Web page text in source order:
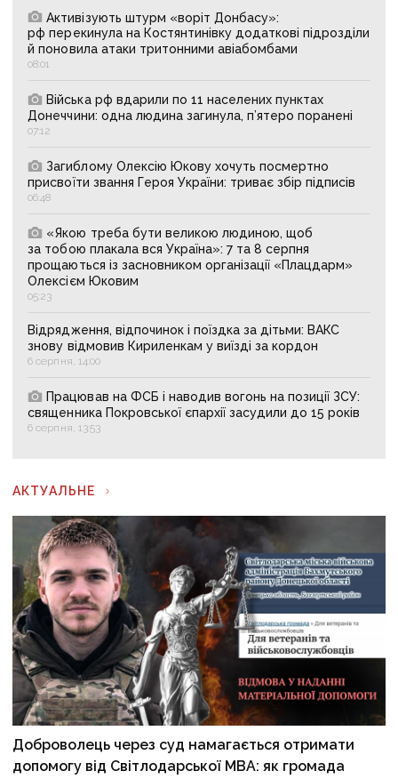
Активізують штурм «воріт Донбасу»:
рф перекинула на Костянтинівку додаткові підрозділи
й поновила атаки тритонними авіабомбами
08:01
Війська рф вдарили по 11 населених пунктах
Донеччини: одна людина загинула, п’ятеро поранені
07:12
Загиблому Олексію Юкову хочуть посмертно
присвоїти звання Героя України: триває збір підписів
06:48
«Якою треба бути великою людиною, щоб
за тобою плакала вся Україна»: 7 та 8 серпня
прощаються із засновником організації «Плацдарм»
Олексієм Юковим
05:23
Відрядження, відпочинок і поїздка за дітьми: ВАКС
знову відмовив Кириленкам у виїзді за кордон
6 серпня, 14:00
Працював на ФСБ і наводив вогонь на позиції ЗСУ:
священника Покровської єпархії засудили до 15 років
6 серпня, 13:53
АКТУАЛЬНЕ
Доброволець через суд намагається отримати
допомогу від Світлодарської МВА: як громада